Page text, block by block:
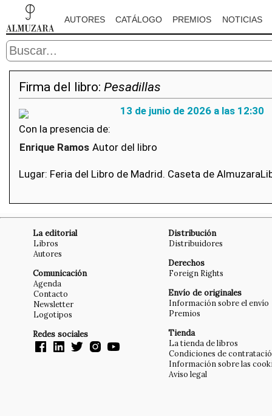
AUTORES CATÁLOGO PREMIOS NOTICIAS
Firma del libro: Pesadillas
13 de junio de 2026 a las 12:30
Con la presencia de:
Enrique Ramos Autor del libro
Lugar: Feria del Libro de Madrid. Caseta de
La editorial
Libros
Autores
Comunicación
Agenda
Contacto
Newsletter
Logotipos
Redes sociales
Distribución
Distribuidores
Derechos
Foreign Rights
Envío de originales
Información sobre el envío
Premios
Tienda
La tienda de libros
Condiciones de
Información sobre las
Aviso legal